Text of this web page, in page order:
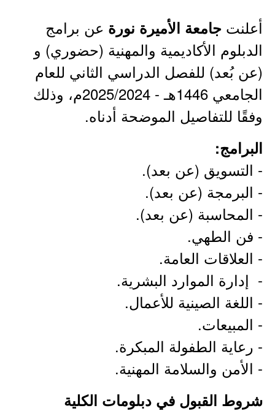
أعلنت جامعة الأميرة نورة عن برامج
الدبلوم الأكاديمية والمهنية (حضوري) و
(عن بُعد) للفصل الدراسي الثاني للعام
الجامعي 1446هـ - 2025/2024م، وذلك
وفقًا للتفاصيل الموضحة أدناه.
البرامج:
- التسويق (عن بعد).
- البرمجة (عن بعد).
- المحاسبة (عن بعد).
- فن الطهي.
- العلاقات العامة.
- إدارة الموارد البشرية.
- اللغة الصينية للأعمال.
- المبيعات.
- رعاية الطفولة المبكرة.
- الأمن والسلامة المهنية.
شروط القبول في​ دبلومات الكلية